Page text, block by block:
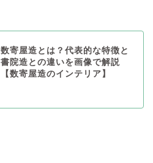
数寄屋造とは？代表的な特徴と
書院造との違いを画像で解説
【数寄屋造のインテリア】